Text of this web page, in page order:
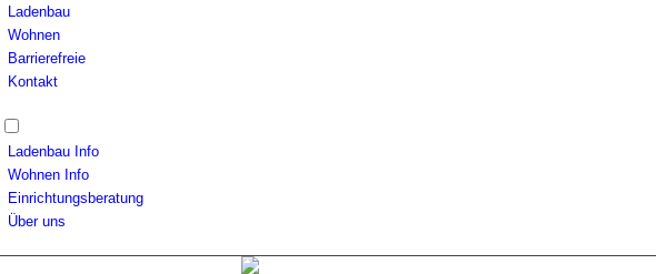
Ladenbau
Wohnen
Barrierefreie
Kontakt
Ladenbau Info
Wohnen Info
Einrichtungsberatung
Über uns